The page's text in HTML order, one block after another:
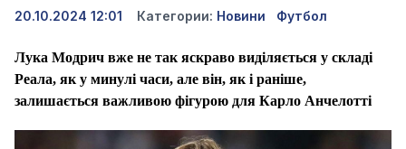
20.10.2024 12:01 Категории: Новини Футбол
Лука Модрич вже не так яскраво виділяється у складі
Реала, як у минулі часи, але він, як і раніше,
залишається важливою фігурою для Карло Анчелотті